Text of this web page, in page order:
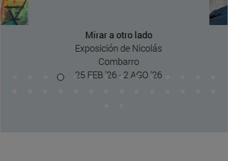
Mirar a otro lado
Exposición de Nicolás
Combarro
25 FEB '26 - 2 AGO '26